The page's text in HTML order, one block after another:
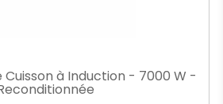
Cuisson à Induction - 7000 W -